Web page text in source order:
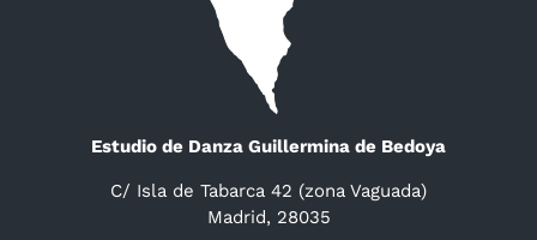
Estudio de Danza Guillermina de Bedoya
C/ Isla de Tabarca 42 (zona Vaguada)
Madrid, 28035